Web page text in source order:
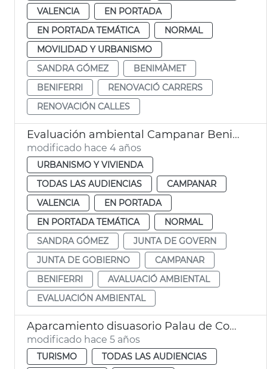
VALENCIA
EN PORTADA
EN PORTADA TEMÁTICA
NORMAL
MOVILIDAD Y URBANISMO
SANDRA GÓMEZ
BENIMÀMET
BENIFERRI
RENOVACIÓ CARRERS
RENOVACIÓN CALLES
Evaluación ambiental Campanar Beniferri
modificado hace 4 años
URBANISMO Y VIVIENDA
TODAS LAS AUDIENCIAS
CAMPANAR
VALENCIA
EN PORTADA
EN PORTADA TEMÁTICA
NORMAL
SANDRA GÓMEZ
JUNTA DE GOVERN
JUNTA DE GOBIERNO
CAMPANAR
BENIFERRI
AVALUACIÓ AMBIENTAL
EVALUACIÓN AMBIENTAL
Aparcamiento disuasorio Palau de Congressos
modificado hace 5 años
TURISMO
TODAS LAS AUDIENCIAS